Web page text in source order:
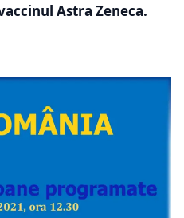
Astra Zeneca.